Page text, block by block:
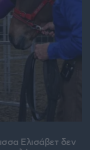
Ελισάβετ δεν